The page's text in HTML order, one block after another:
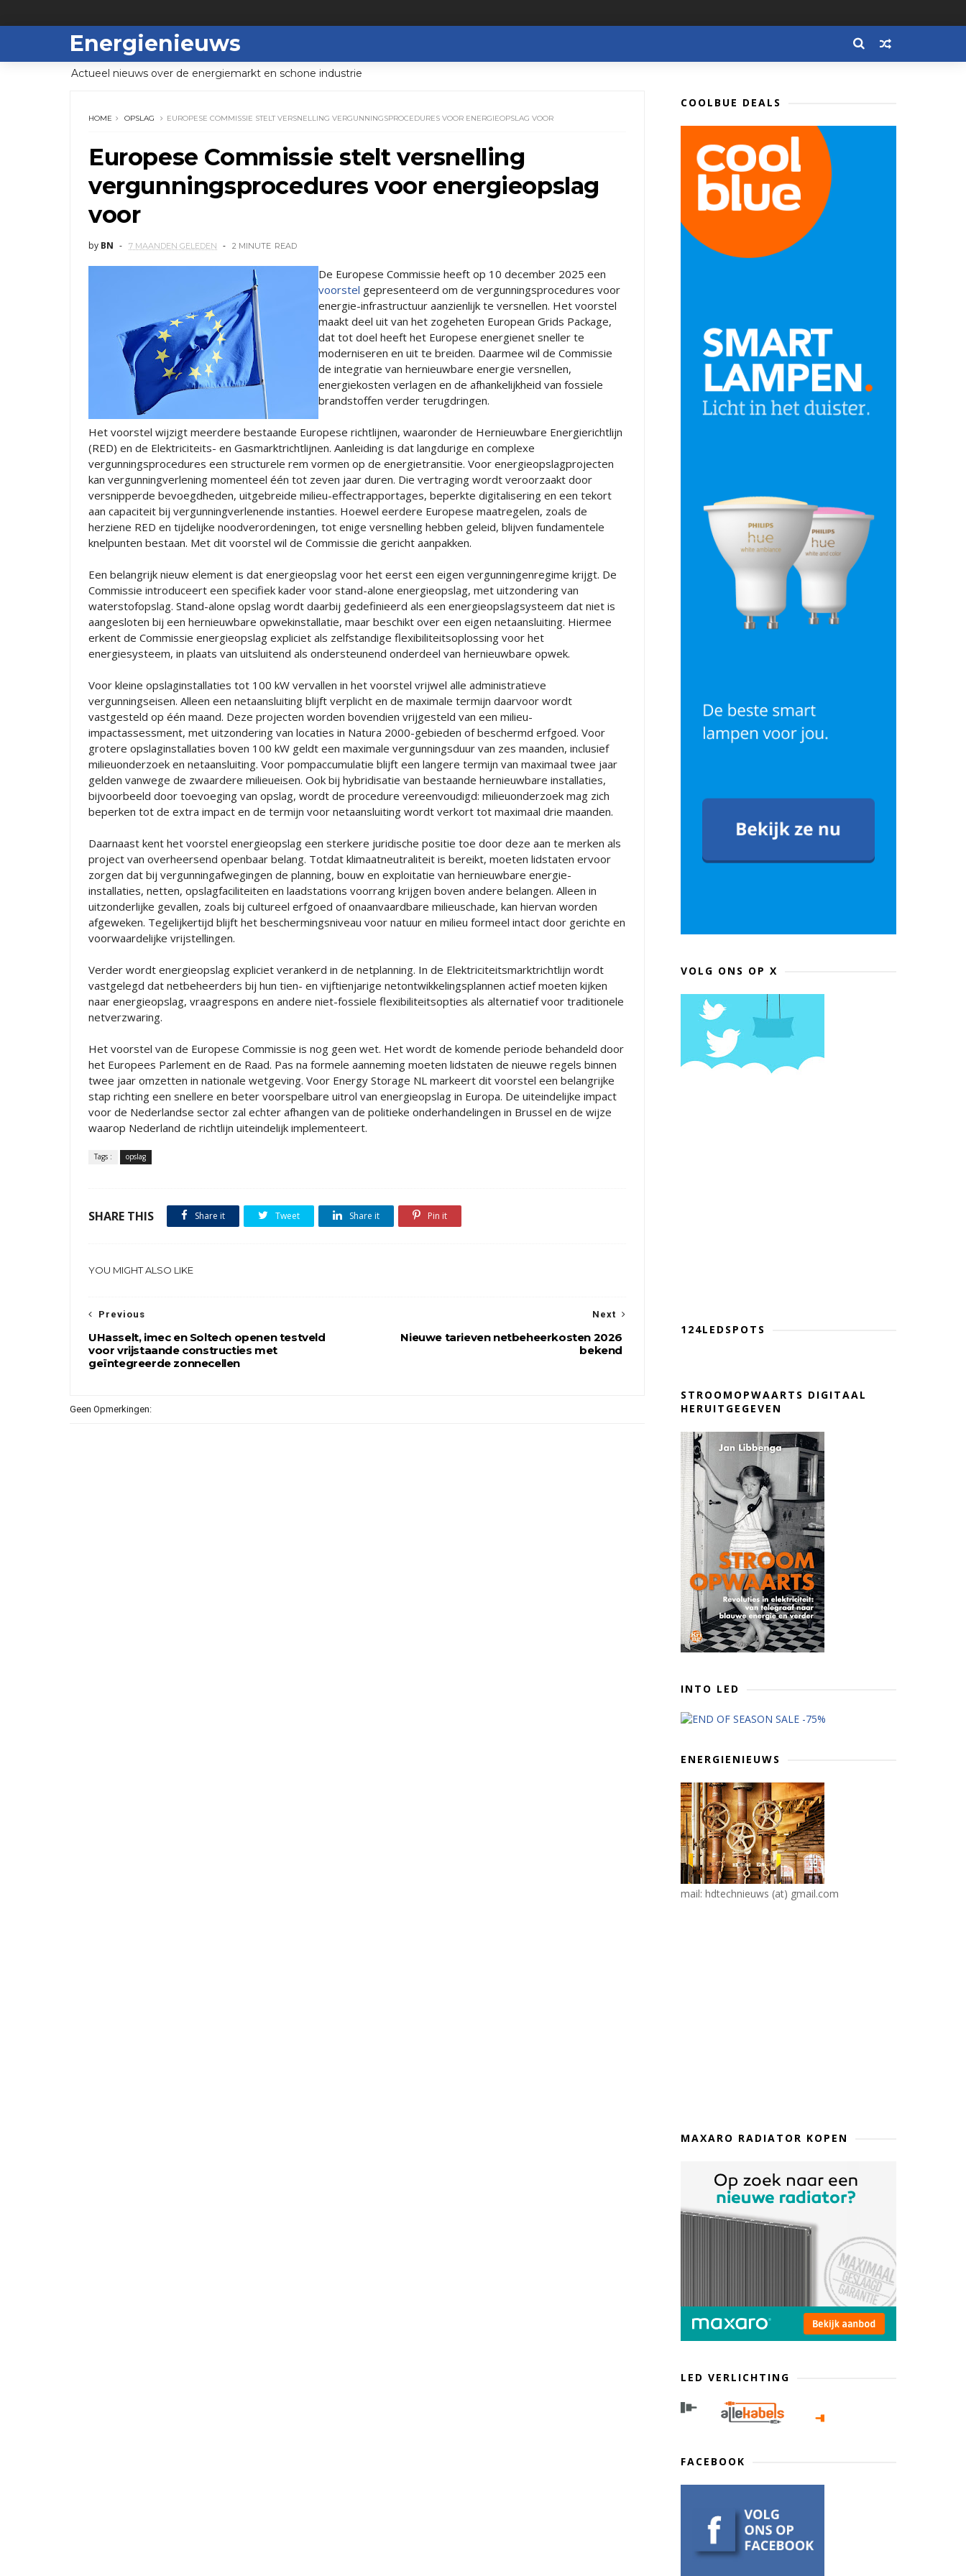
Energienieuws
Actueel nieuws over de energiemarkt en schone industrie
HOME OPSLAG EUROPESE COMMISSIE STELT VERSNELLING VERGUNNINGSPROCEDURES VOOR ENERGIEOPSLAG VOOR
Europese Commissie stelt versnelling
vergunningsprocedures voor energieopslag
voor
by BN 7 MAANDEN GELEDEN 2 MINUTE READ
De Europese Commissie heeft op 10 december 2025 een
voorstel gepresenteerd om de vergunningsprocedures voor
energie-infrastructuur aanzienlijk te versnellen. Het voorstel
maakt deel uit van het zogeheten European Grids Package,
dat tot doel heeft het Europese energienet sneller te
moderniseren en uit te breiden. Daarmee wil de Commissie
de integratie van hernieuwbare energie versnellen,
energiekosten verlagen en de afhankelijkheid van fossiele
brandstoffen verder terugdringen.
Het voorstel wijzigt meerdere bestaande Europese richtlijnen, waaronder de Hernieuwbare Energierichtlijn
(RED) en de Elektriciteits- en Gasmarktrichtlijnen. Aanleiding is dat langdurige en complexe
vergunningsprocedures een structurele rem vormen op de energietransitie. Voor energieopslagprojecten
kan vergunningverlening momenteel één tot zeven jaar duren. Die vertraging wordt veroorzaakt door
versnipperde bevoegdheden, uitgebreide milieu-effectrapportages, beperkte digitalisering en een tekort
aan capaciteit bij vergunningverlenende instanties. Hoewel eerdere Europese maatregelen, zoals de
herziene RED en tijdelijke noodverordeningen, tot enige versnelling hebben geleid, blijven fundamentele
knelpunten bestaan. Met dit voorstel wil de Commissie die gericht aanpakken.
Een belangrijk nieuw element is dat energieopslag voor het eerst een eigen vergunningenregime krijgt. De
Commissie introduceert een specifiek kader voor stand-alone energieopslag, met uitzondering van
waterstofopslag. Stand-alone opslag wordt daarbij gedefinieerd als een energieopslagsysteem dat niet is
aangesloten bij een hernieuwbare opwekinstallatie, maar beschikt over een eigen netaansluiting. Hiermee
erkent de Commissie energieopslag expliciet als zelfstandige flexibiliteitsoplossing voor het
energiesysteem, in plaats van uitsluitend als ondersteunend onderdeel van hernieuwbare opwek.
Voor kleine opslaginstallaties tot 100 kW vervallen in het voorstel vrijwel alle administratieve
vergunningseisen. Alleen een netaansluiting blijft verplicht en de maximale termijn daarvoor wordt
vastgesteld op één maand. Deze projecten worden bovendien vrijgesteld van een milieu-
impactassessment, met uitzondering van locaties in Natura 2000-gebieden of beschermd erfgoed. Voor
grotere opslaginstallaties boven 100 kW geldt een maximale vergunningsduur van zes maanden, inclusief
milieuonderzoek en netaansluiting. Voor pompaccumulatie blijft een langere termijn van maximaal twee jaar
gelden vanwege de zwaardere milieueisen. Ook bij hybridisatie van bestaande hernieuwbare installaties,
bijvoorbeeld door toevoeging van opslag, wordt de procedure vereenvoudigd: milieuonderzoek mag zich
beperken tot de extra impact en de termijn voor netaansluiting wordt verkort tot maximaal drie maanden.
Daarnaast kent het voorstel energieopslag een sterkere juridische positie toe door deze aan te merken als
project van overheersend openbaar belang. Totdat klimaatneutraliteit is bereikt, moeten lidstaten ervoor
zorgen dat bij vergunningafwegingen de planning, bouw en exploitatie van hernieuwbare energie-
installaties, netten, opslagfaciliteiten en laadstations voorrang krijgen boven andere belangen. Alleen in
uitzonderlijke gevallen, zoals bij cultureel erfgoed of onaanvaardbare milieuschade, kan hiervan worden
afgeweken. Tegelijkertijd blijft het beschermingsniveau voor natuur en milieu formeel intact door gerichte en
voorwaardelijke vrijstellingen.
Verder wordt energieopslag expliciet verankerd in de netplanning. In de Elektriciteitsmarktrichtlijn wordt
vastgelegd dat netbeheerders bij hun tien- en vijftienjarige netontwikkelingsplannen actief moeten kijken
naar energieopslag, vraagrespons en andere niet-fossiele flexibiliteitsopties als alternatief voor traditionele
netverzwaring.
Het voorstel van de Europese Commissie is nog geen wet. Het wordt de komende periode behandeld door
het Europees Parlement en de Raad. Pas na formele aanneming moeten lidstaten de nieuwe regels binnen
twee jaar omzetten in nationale wetgeving. Voor Energy Storage NL markeert dit voorstel een belangrijke
stap richting een snellere en beter voorspelbare uitrol van energieopslag in Europa. De uiteindelijke impact
voor de Nederlandse sector zal echter afhangen van de politieke onderhandelingen in Brussel en de wijze
waarop Nederland de richtlijn uiteindelijk implementeert.
Tags : opslag
SHARE THIS Share it Tweet Share it Pin it
YOU MIGHT ALSO LIKE
Next
Nieuwe tarieven netbeheerkosten 2026
bekend
Previous
UHasselt, imec en Soltech openen testveld
voor vrijstaande constructies met
geïntegreerde zonnecellen
Geen Opmerkingen:
COOLBUE DEALS
VOLG ONS OP X
124LEDSPOTS
STROOMOPWAARTS DIGITAAL
HERUITGEGEVEN
INTO LED
ENERGIENIEUWS
mail: hdtechnieuws (at) gmail.com
MAXARO RADIATOR KOPEN
LED VERLICHTING
FACEBOOK